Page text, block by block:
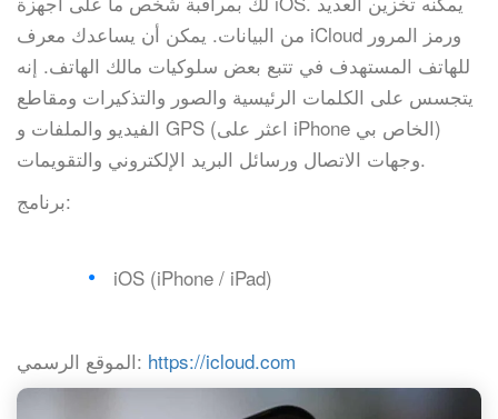
من البيانات. يمكن أن يساعدك معرف iCloud ورمز المرور
للهاتف المستهدف في تتبع بعض سلوكيات مالك الهاتف. إنه
يتجسس على الكلمات الرئيسية والصور والتذكيرات ومقاطع
الفيديو والملفات و GPS (اعثر على iPhone الخاص بي)
وجهات الاتصال ورسائل البريد الإلكتروني والتقويمات.
برنامج:
iOS (iPhone / iPad)
الموقع الرسمي: https://icloud.com